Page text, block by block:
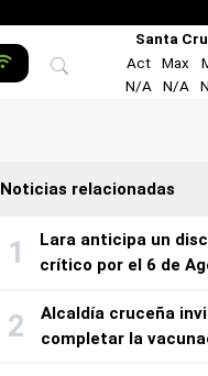
Santa
Act
Max
N/A
N/A
Noticias relacionadas
Lara anticipa un
crítico por el 6 de
Alcaldía cruceña
completar la